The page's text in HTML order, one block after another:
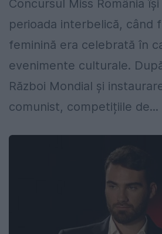
Concursul Miss România
perioada interbelică, când
feminină era celebrată în
evenimente culturale.
Război Mondial și
comunist, competițiile de...